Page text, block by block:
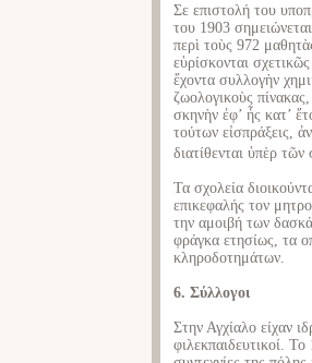
Σε επιστολή του
του 1903
περὶ τοὺς 972
εὑρίσκονται
ἔχοντα συλλογὴν
ζωολογικοὺς
σκηνὴν ἐφ’ ἧς κατ’
τούτων εἰσπράξεις,
διατίθενται ὑπὲρ τῶν
Τα σχολεία
επικεφαλής τον
την αμοιβή των
φράγκα ετησίως, τα
κληροδοτημάτων.
6. Σύλλογοι
Στην Αγχίαλο είχαν
φιλεκπαιδευτικοί.